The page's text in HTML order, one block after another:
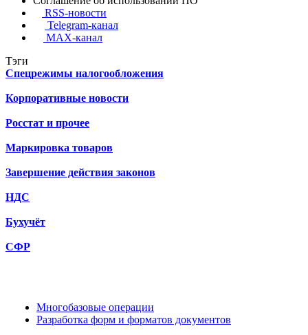
RSS-новости
Telegram-канал
MAX-канал
Тэги
Спецрежимы налогообложения
Корпоративные новости
Росстат и прочее
Маркировка товаров
Завершение действия законов
НДС
Бухучёт
СФР
Многобазовые операции
Разработка форм и форматов документов